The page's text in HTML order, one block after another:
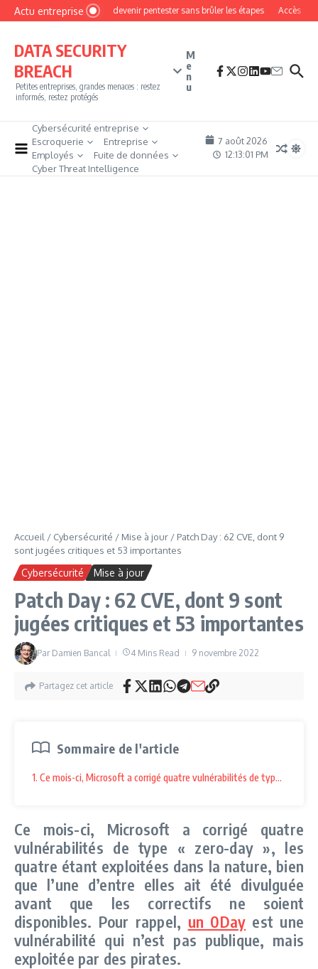
Aller au contenu
Actu entrepriseComment devenir pentester sans brûler les étapes Accès
DATA SECURITY
BREACH
Petites entreprises, grandes menaces : restez
informés, restez protégés
M
e
n
u
Cybersécurité entreprise
Escroquerie
Entreprise
Employés
Fuite de données
Cyber Threat Intelligence
7 août 2026
12:13:03 PM
Accueil / Cybersécurité / Mise à jour / Patch Day : 62 CVE, dont 9
sont jugées critiques et 53 importantes
Cybersécurité Mise à jour
Patch Day : 62 CVE, dont 9 sont
jugées critiques et 53 importantes
Par Damien Bancal 4 Mins Read 9 novembre 2022
Partagez cet article
Sommaire de l'article
1. Ce mois-ci, Microsoft a corrigé quatre vulnérabilités de type « zero-
Ce mois-ci, Microsoft a corrigé quatre
vulnérabilités de type « zero-day », les
quatre étant exploitées dans la nature, bien
que l’une d’entre elles ait été divulguée
avant que les correctifs ne soient
disponibles. Pour rappel, un 0Day est une
vulnérabilité qui n’est pas publique, mais
exploitée par des pirates.